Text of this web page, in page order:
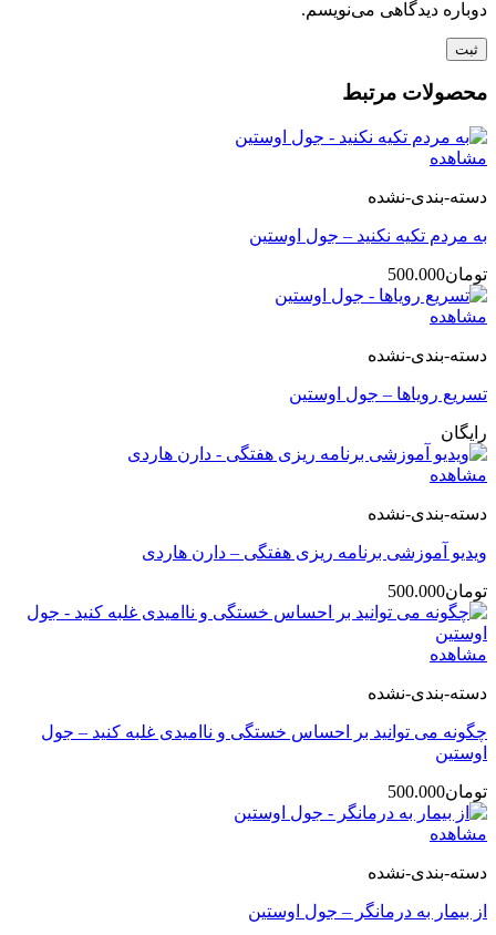
دوباره دیدگاهی می‌نویسم.
محصولات مرتبط
مشاهده
دسته-بندی-نشده
به مردم تکیه نکنید – جول اوستین
تومان500.000
مشاهده
دسته-بندی-نشده
تسریع رویاها – جول اوستین
رایگان
مشاهده
دسته-بندی-نشده
ویدیو آموزشی برنامه ریزی هفتگی – دارن هاردی
تومان500.000
مشاهده
دسته-بندی-نشده
چگونه می توانید بر احساس خستگی و ناامیدی غلبه کنید – جول
اوستین
تومان500.000
مشاهده
دسته-بندی-نشده
از بیمار به درمانگر – جول اوستین